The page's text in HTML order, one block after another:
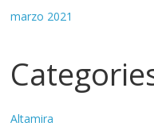
marzo 2021
Altamira